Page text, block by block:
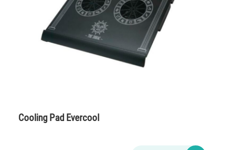
Cooling Pad Evercool